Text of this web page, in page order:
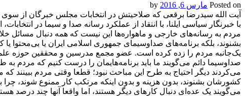
Posted on مارس 6, 2016
آیت الله سیدرضا برقعی که صلاحیتش در انتخابات مجلس خبرگان از
با خبرنگار سیاسی ایلنا، با انتقاد از عملکرد رسانه‌ صدا و سیما در
مردم به رسانه‌های خارجی و ماهواره‌ها این نیست که همه دنبال مسائل
بشنوند، بلکه برنامه‌های صداوسیمای جمهوری اسلامی ایران یا بی‌محتوا
یک‌جانبه مردم را زده کرده است. عضو مجمع مدرسین و محققین حوزه
صداوسیما دائم می‌گویند ما باید برنامه‌‌هایمان را درست کنیم که مردم به
می‌کردند دیگر احتیاج به طرح این مباحث نبود؛ قطعا وقتی مردم ببینند
کشورشان بشنوند، بدون هزینه و بدون اینکه مرتکب کار ممنوع شوند، چرا